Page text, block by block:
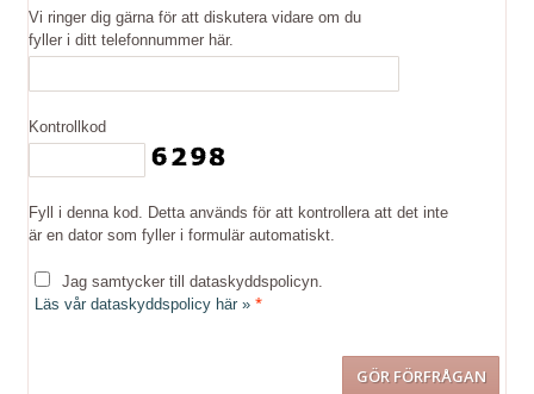
Vi ringer dig gärna för att diskutera vidare om du
fyller i ditt telefonnummer här.
Kontrollkod
Fyll i denna kod. Detta används för att kontrollera att det inte
är en dator som fyller i formulär automatiskt.
Jag samtycker till dataskyddspolicyn.
Läs vår dataskyddspolicy här » *